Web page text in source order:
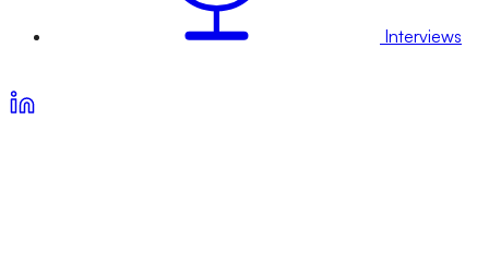
Interviews